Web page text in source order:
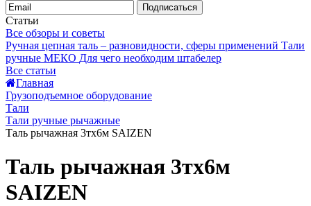
Подписаться
Статьи
Все обзоры и советы
Ручная цепная таль – разновидности, сферы применений Тали
ручные МЕКО Для чего необходим штабелер
Все статьи
Главная
Грузоподъемное оборудование
Тали
Тали ручные рычажные
Таль рычажная 3тх6м SAIZEN
Таль рычажная 3тх6м
SAIZEN